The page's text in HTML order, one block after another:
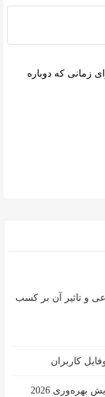
زمانی که دوباره
و تاثیر آن بر کسب
کاربران
2026